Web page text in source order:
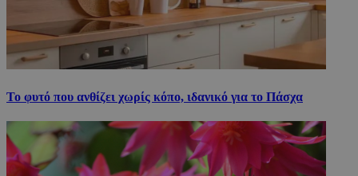
Το φυτό που ανθίζει χωρίς κόπο, ιδανικό για το Πάσχα